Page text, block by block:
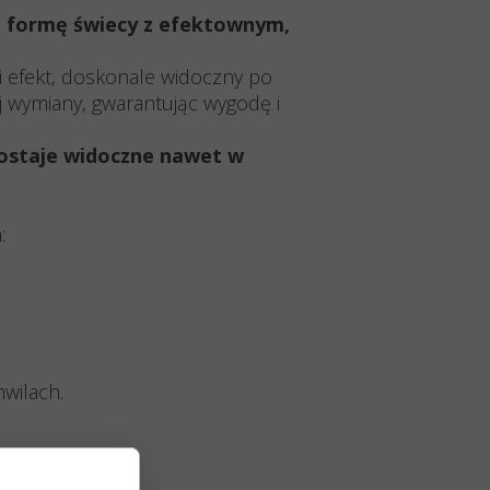
formę świecy z efektownym,
efekt, doskonale widoczny po
gwarantując wygodę i
widoczne nawet w